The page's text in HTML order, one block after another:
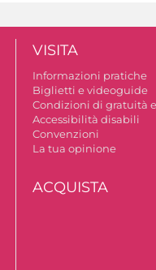
VISITA
Informazioni pratiche
Biglietti e videoguide
Condizioni di gratuità
Accessibilità disabili
Convenzioni
La tua opinione
ACQUISTA